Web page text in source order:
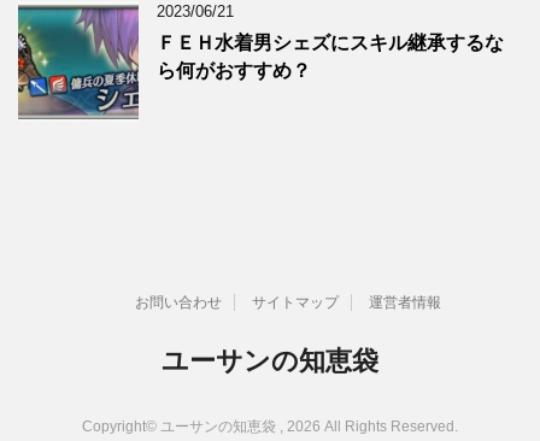
2023/06/21
ＦＥＨ水着男シェズにスキル継承するな
ら何がおすすめ？
お問い合わせ サイトマップ 運営者情報
ユーサンの知恵袋
Copyright© ユーサンの知恵袋 , 2026 All Rights Reserved.